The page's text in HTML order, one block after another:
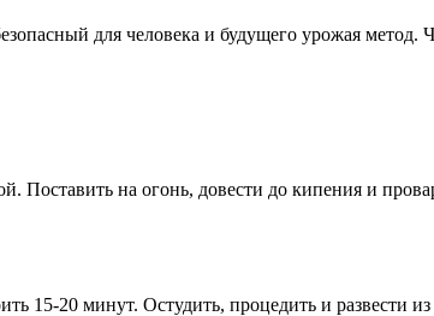
для человека и будущего урожая
Поставить на огонь, довести до кипения и
15-20 минут. Остудить, процедить и развести